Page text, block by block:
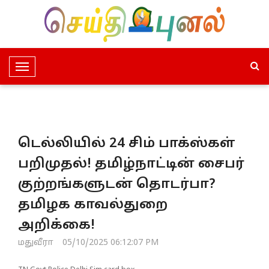
T
o
e
a
v
g
a
t
டெல்லியில் 24 சிம் பாக்ஸ்கள்
பறிமுதல்! தமிழ்நாட்டின் சைபர்
குற்றங்களுடன் தொடர்பா?
தமிழக காவல்துறை
அறிக்கை!
மதுவீரா 05/10/2025 06:12:07 PM